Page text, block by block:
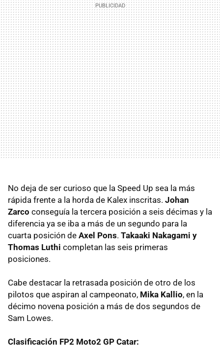
No deja de ser curioso que la Speed Up sea la más
rápida frente a la horda de Kalex inscritas. Johan
Zarco conseguía la tercera posición a seis décimas y la
diferencia ya se iba a más de un segundo para la
cuarta posición de Axel Pons. Takaaki Nakagami y
Thomas Luthi completan las seis primeras
posiciones.
Cabe destacar la retrasada posición de otro de los
pilotos que aspiran al campeonato, Mika Kallio, en la
décimo novena posición a más de dos segundos de
Sam Lowes.
Clasificación FP2 Moto2 GP Catar: